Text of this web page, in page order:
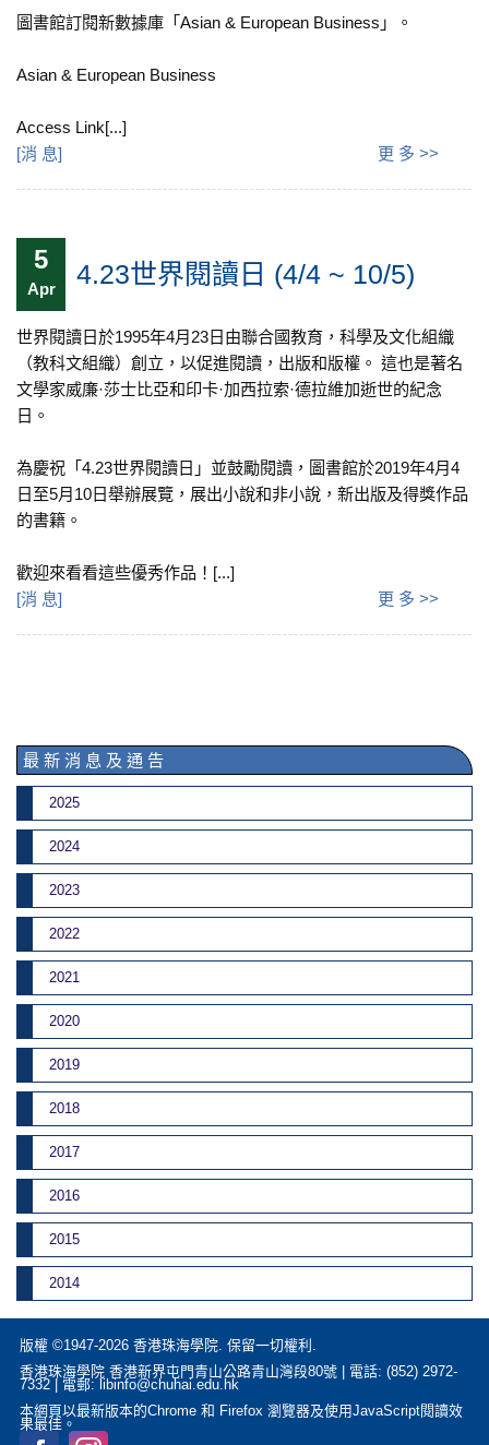
圖書館訂閱新數據庫「Asian & European Business」。
Asian & European Business
Access Link[...]
[消 息] 更 多 >>
5
Apr 4.23世界閱讀日 (4/4 ~ 10/5)
世界閱讀日於1995年4月23日由聯合國教育，科學及文化組織
（教科文組織）創立，以促進閱讀，出版和版權。 這也是著名
文學家威廉·莎士比亞和印卡·加西拉索·德拉維加逝世的紀念
日。
為慶祝「4.23世界閱讀日」並鼓勵閱讀，圖書館於2019年4月4
日至5月10日舉辦展覽，展出小說和非小說，新出版及得獎作品
的書籍。
歡迎來看看這些優秀作品！[...]
[消 息] 更 多 >>
最 新 消 息 及 通 告
2025
2024
2023
2022
2021
2020
2019
2018
2017
2016
2015
2014
版權 ©1947-2026 香港珠海學院. 保留一切權利.
香港珠海學院 香港新界屯門青山公路青山灣段80號 | 電話: (852) 2972-
7332 | 電郵: libinfo@chuhai.edu.hk
本網頁以最新版本的Chrome 和 Firefox 瀏覽器及使用JavaScript閱讀效
果最佳。